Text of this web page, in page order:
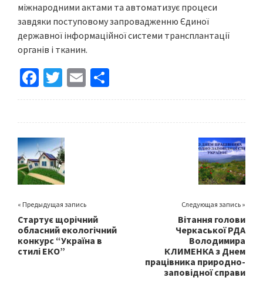
міжнародними актами та автоматизує процеси
завдяки поступовому запровадженню Єдиної
державної інформаційної системи трансплантації
органів і тканин.
Fa
ce
o
o
k
T
wi
er
E
m h
« Предыдущая запись
Стартує щорічний
обласний екологічний
конкурс “Україна в
стилі ЕКО”
Следующая запись »
Вітання голови
Черкаської РДА
Володимира
КЛИМЕНКА з Днем
працівника природно-
заповідної справи